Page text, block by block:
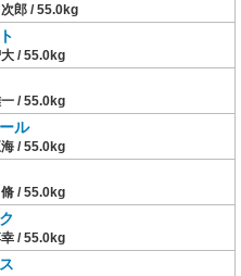
郎 / 55.0kg
/ 55.0kg
/ 55.0kg
ル
/ 55.0kg
/ 55.0kg
/ 55.0kg